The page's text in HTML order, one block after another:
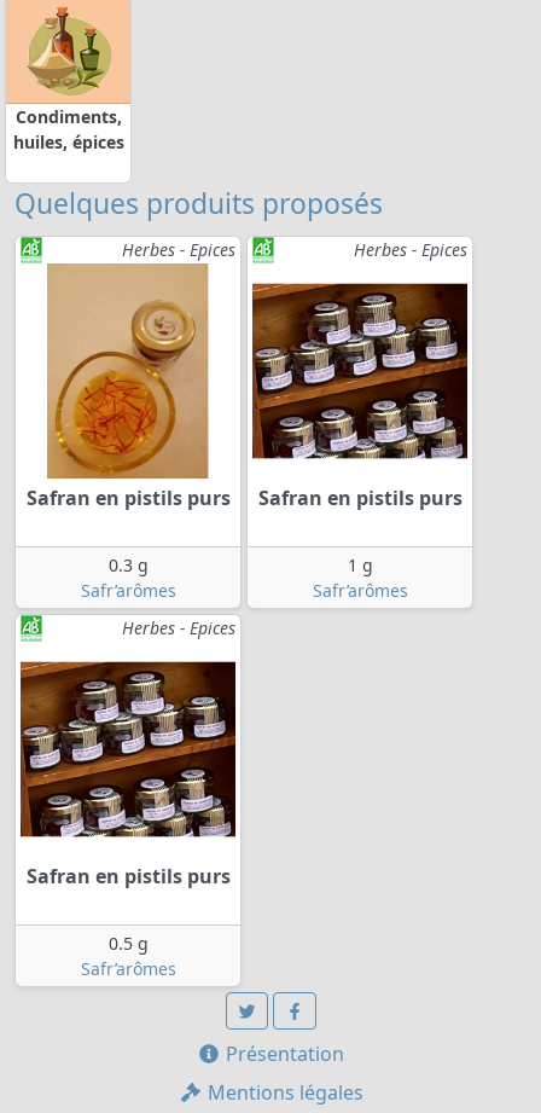
Condiments,
huiles, épices
Quelques produits proposés
Herbes - Epices
Safran en pistils purs
0.3 g
Safr’arômes
Herbes - Epices
Safran en pistils purs
1 g
Safr’arômes
Herbes - Epices
Safran en pistils purs
0.5 g
Safr’arômes
Présentation
Mentions légales